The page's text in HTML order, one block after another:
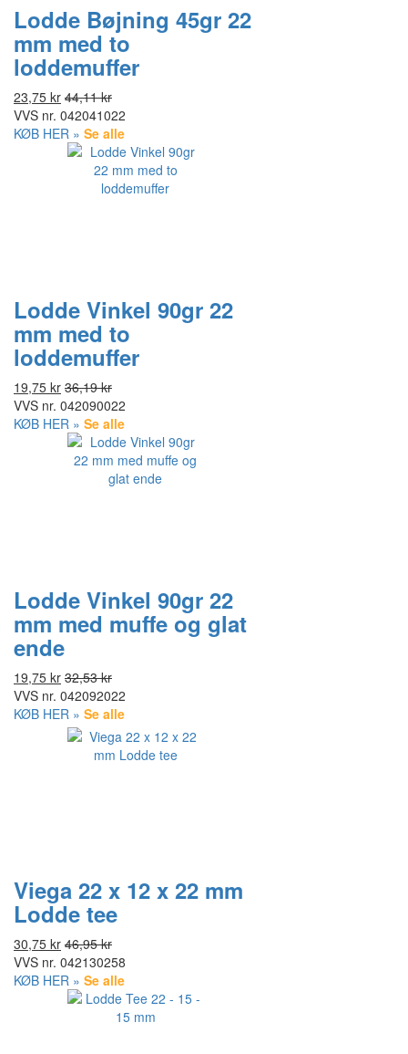
Lodde Bøjning 45gr 22
mm med to
loddemuffer
23,75 kr 44,11 kr
VVS nr. 042041022
KØB HER » Se alle
Lodde Vinkel 90gr 22
mm med to
loddemuffer
19,75 kr 36,19 kr
VVS nr. 042090022
KØB HER » Se alle
Lodde Vinkel 90gr 22
mm med muffe og glat
ende
19,75 kr 32,53 kr
VVS nr. 042092022
KØB HER » Se alle
Viega 22 x 12 x 22 mm
Lodde tee
30,75 kr 46,95 kr
VVS nr. 042130258
KØB HER » Se alle